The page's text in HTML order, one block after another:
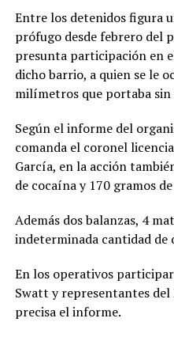
Entre los detenidos figura
prófugo desde febrero del
presunta participación en
dicho barrio, a quien se le
milímetros que portaba
Según el informe del
comanda el coronel
García, en la acción
de cocaína y 170 gramos
Además dos balanzas, 4
indeterminada cantidad de
En los operativos
Swatt y representantes
precisa el informe.